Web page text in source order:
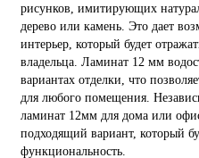
рисунков, имитирующих
дерево или камень. Это дает
интерьер, который будет
владельца. Ламинат 12 мм
вариантах отделки, что
для любого помещения.
ламинат 12мм для дома или
подходящий вариант, который
функциональность.